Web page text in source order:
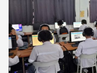
Muhammadiyah
Cikampek
Mengikuti
Tes
TOEIC